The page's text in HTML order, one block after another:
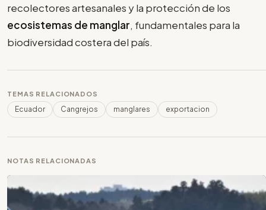
recolectores artesanales y la protección de los
ecosistemas de manglar, fundamentales para la
biodiversidad costera del país.
TEMAS RELACIONADOS
Ecuador Cangrejos manglares exportacion
NOTAS RELACIONADAS